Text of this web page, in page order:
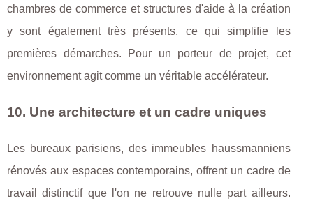
chambres de commerce et structures d'aide à la création
y sont également très présents, ce qui simplifie les
premières démarches. Pour un porteur de projet, cet
environnement agit comme un véritable accélérateur.
10. Une architecture et un cadre uniques
Les bureaux parisiens, des immeubles haussmanniens
rénovés aux espaces contemporains, offrent un cadre de
travail distinctif que l'on ne retrouve nulle part ailleurs.